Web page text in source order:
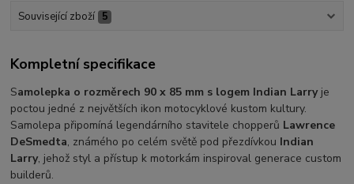
Související zboží 5
Kompletní specifikace
Samolepka o rozměrech 90 x 85 mm s logem Indian Larryje
poctou jedné z největších ikon motocyklové kustom kultury.
Samolepa připomíná legendárního stavitele chopperů Lawrence
DeSmedta, známého po celém světě pod přezdívkou Indian
Larry, jehož styl a přístup k motorkám inspiroval generace custom
builderů.